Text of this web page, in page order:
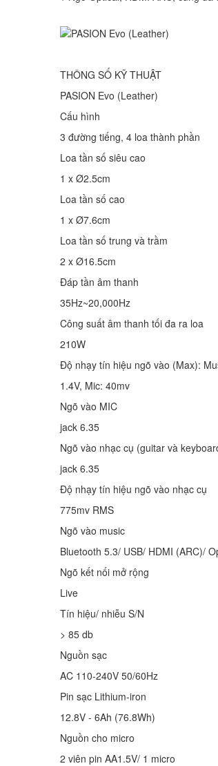
THÔNG SỐ KỸ THUẬT
PASION Evo (Leather)
Cấu hình
3 đường tiếng, 4 loa thành phần
Loa tần số siêu cao
1 x Ø2.5cm
Loa tần số cao
1 x Ø7.6cm
Loa tần số trung và trầm
2 x Ø16.5cm
Đáp tần âm thanh
35Hz~20,000Hz
Công suất âm thanh tối đa ra loa
210W
Độ nhạy tín hiệu ngõ vào (Max):
1.4V, Mic: 40mv
Ngõ vào MIC
jack 6.35
Ngõ vào nhạc cụ (guitar và
jack 6.35
Độ nhạy tín hiệu ngõ vào nhạc cụ
775mv RMS
Ngõ vào music
Bluetooth 5.3/ USB/ HDMI (ARC)/
Ngõ kết nối mở rộng
Live
Tín hiệu/ nhiễu S/N
> 85 db
Nguồn sạc
AC 110-240V 50/60Hz
Pin sạc Lithium-iron
12.8V - 6Ah (76.8Wh)
Nguồn cho micro
2 viên pin AA1.5V/ 1 micro